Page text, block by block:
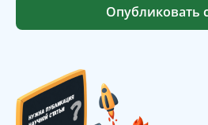
Опубликовать